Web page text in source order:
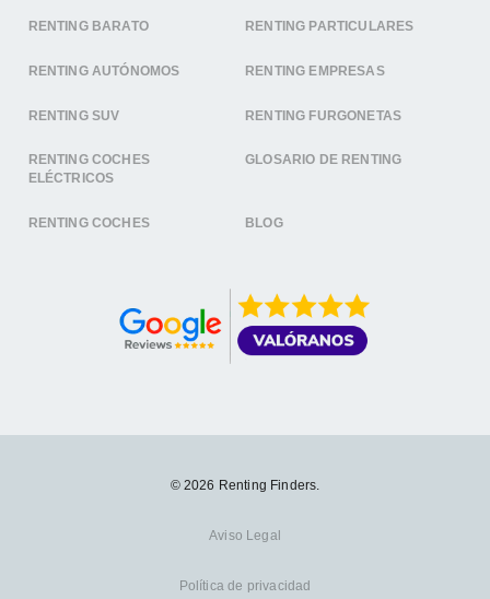
RENTING BARATO RENTING PARTICULARES
RENTING AUTÓNOMOS RENTING EMPRESAS
RENTING SUV RENTING FURGONETAS
RENTING COCHES
ELÉCTRICOS
GLOSARIO DE RENTING
RENTING COCHES BLOG
© 2026 Renting Finders.
Aviso Legal
Política de privacidad